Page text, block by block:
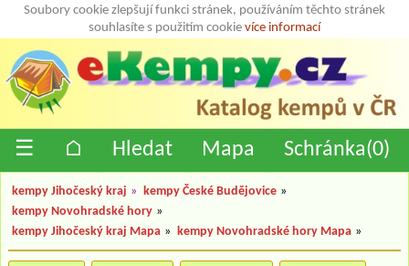
Soubory cookie zlepšují funkci stránek, používáním těchto stránek
souhlasíte s použitím cookie více informací
☰ ⌂ Hledat Mapa Schránka(0)
kempy Jihočeský kraj » kempy České Budějovice »
kempy Novohradské hory »
kempy Jihočeský kraj Mapa » kempy Novohradské hory Mapa »